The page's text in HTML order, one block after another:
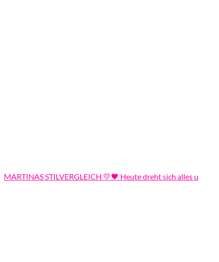
MARTINAS STILVERGLEICH 💛🖤 Heute dreht sich alles u